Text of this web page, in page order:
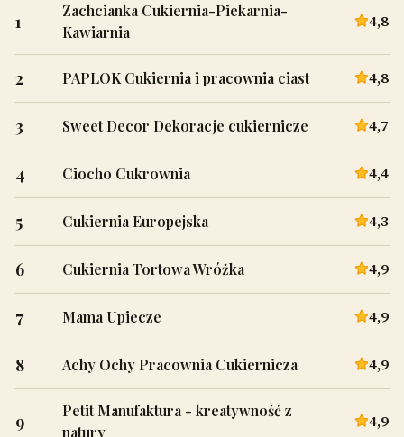
1
Zachcianka Cukiernia-Piekarnia-
Kawiarnia
4,8
2 PAPLOK Cukiernia i pracownia ciast 4,8
3 Sweet Decor Dekoracje cukiernicze 4,7
4 Ciocho Cukrownia 4,4
5 Cukiernia Europejska 4,3
6 Cukiernia Tortowa Wróżka 4,9
7 Mama Upiecze 4,9
8 Achy Ochy Pracownia Cukiernicza 4,9
9
Petit Manufaktura - kreatywność z
natury
4,9